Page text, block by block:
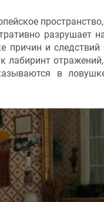
разрушает
причин и следствий
лабиринт
в